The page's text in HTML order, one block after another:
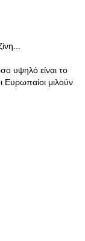
υψηλό είναι το
Ευρωπαίοι μιλούν